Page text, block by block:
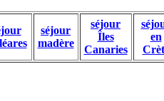
séjour
madère
séjour
Îles
Canaries
en